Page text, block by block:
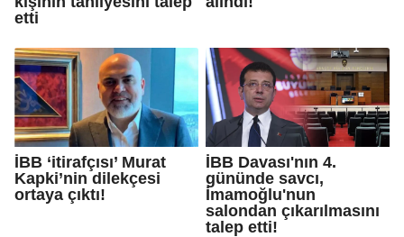
etti
İBB ‘itirafçısı’ Murat
Kapki’nin dilekçesi
ortaya çıktı!
İBB Davası'nın 4.
gününde savcı,
İmamoğlu'nun
salondan çıkarılmasını
talep etti!